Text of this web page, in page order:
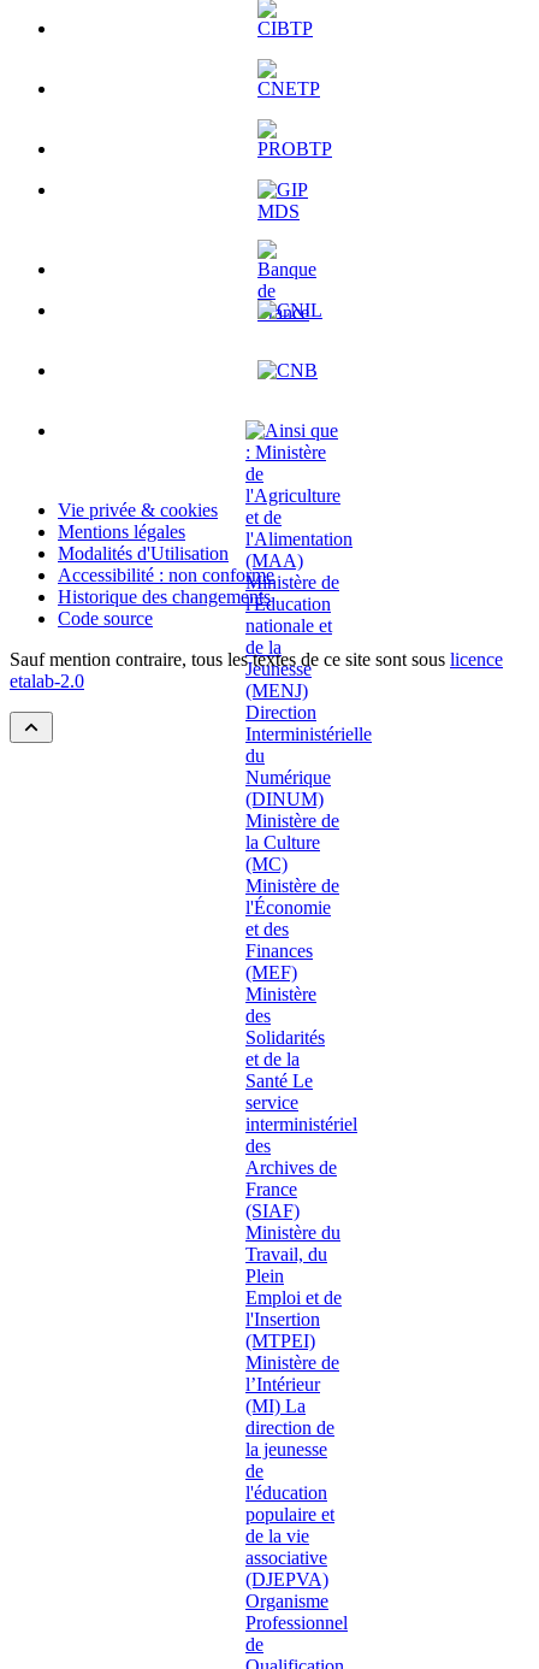
Vie privée & cookies
Mentions légales
Modalités d'Utilisation
Accessibilité : non conforme
Historique des changements
Code source
Sauf mention contraire, tous les textes de ce site sont sous licence
etalab-2.0